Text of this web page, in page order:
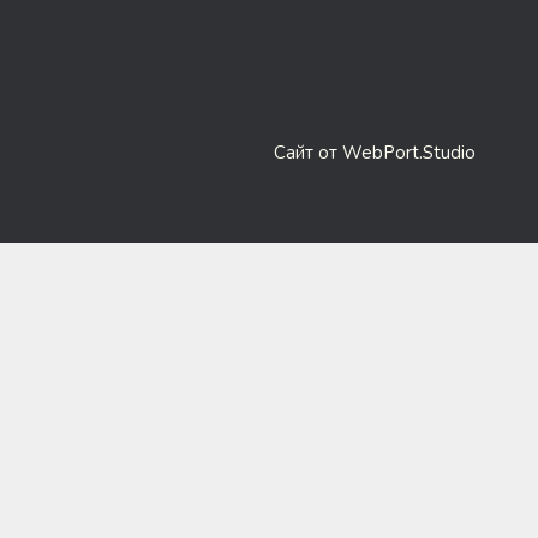
Сайт от WebPort.Studio